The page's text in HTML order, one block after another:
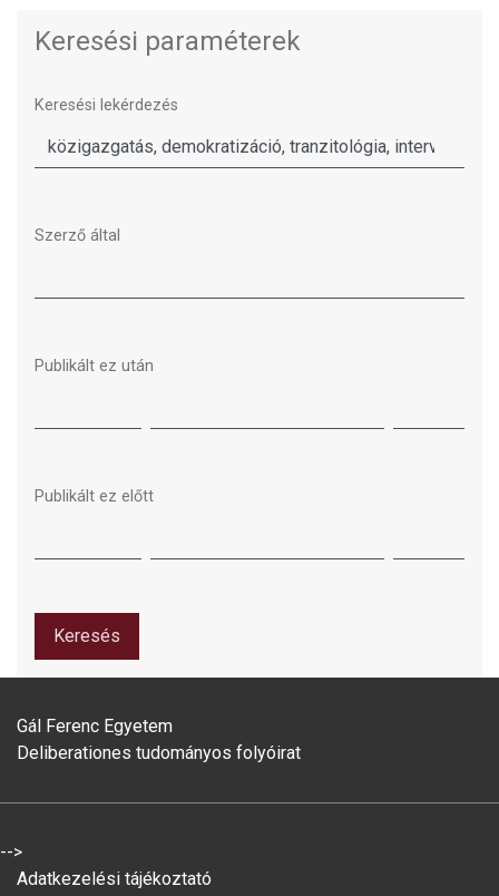
Keresési paraméterek
Keresési lekérdezés
Szerző által
Publikált ez után
Publikált ez előtt
Keresés
Gál Ferenc Egyetem
Deliberationes tudományos folyóirat
-->
Adatkezelési tájékoztató